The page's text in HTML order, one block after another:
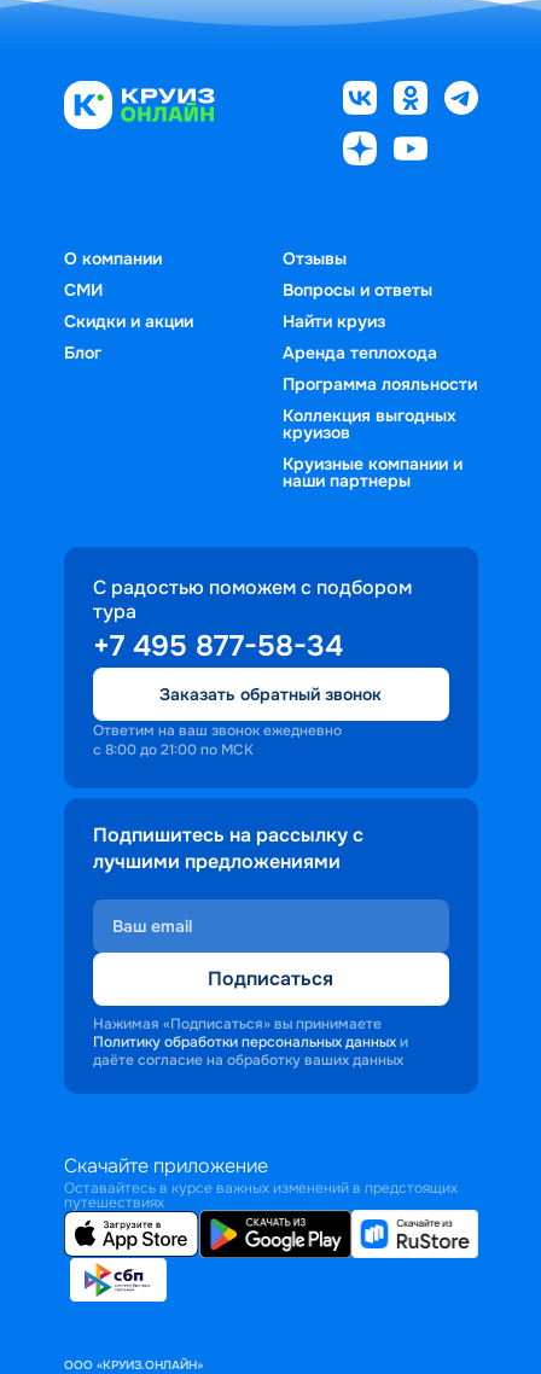
О компании
СМИ
Скидки и акции
Блог
Отзывы
Вопросы и ответы
Найти круиз
Аренда теплохода
Программа лояльности
Коллекция выгодных
круизов
Круизные компании и
наши партнеры
С радостью поможем с подбором
тура
+7 495 877-58-34
Заказать обратный звонок
Ответим на ваш звонок ежедневно
с 8:00 до 21:00 по МСК
Подпишитесь на рассылку с
лучшими предложениями
Подписаться
Нажимая «Подписаться» вы принимаете
Политику обработки персональных данных и
даёте согласие на обработку ваших данных
Скачайте приложение
Оставайтесь в курсе важных изменений в предстоящих
путешествиях
ООО «КРУИЗ.ОНЛАЙН»